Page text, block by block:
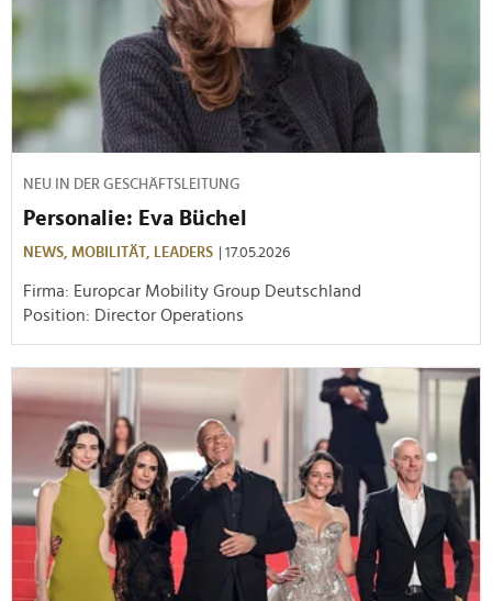
NEU IN DER GESCHÄFTSLEITUNG
Personalie: Eva Büchel
NEWS, MOBILITÄT, LEADERS | 17.05.2026
Firma: Europcar Mobility Group Deutschland
Position: Director Operations